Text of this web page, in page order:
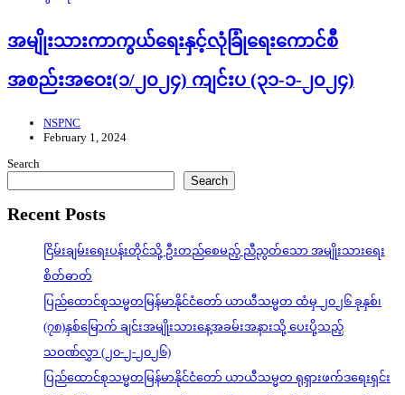
အမျိုးသားကာကွယ်ရေးနှင့်လုံခြုံရေးကောင်စီ
အစည်းအဝေး(၁/၂၀၂၄) ကျင်းပ (၃၁-၁-၂၀၂၄)
NSPNC
February 1, 2024
Search
Search
Recent Posts
ငြိမ်းချမ်းရေးပန်းတိုင်သို့ ဦးတည်စေမည့် ညီညွတ်သော အမျိုးသားရေး
စိတ်ဓာတ်
ပြည်ထောင်စုသမ္မတမြန်မာနိုင်ငံတော် ယာယီသမ္မတ ထံမှ ၂၀၂၆ ခုနှစ်၊
(၇၈)နှစ်မြောက် ချင်းအမျိုးသားနေ့အခမ်းအနားသို့ ပေးပို့သည့်
သဝဏ်လွှာ (၂၀-၂-၂၀၂၆)
ပြည်ထောင်စုသမ္မတမြန်မာနိုင်ငံတော် ယာယီသမ္မတ ရုရှားဖက်ဒရေးရှင်း